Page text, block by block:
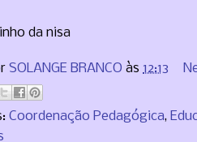
da nisa
SOLANGE BRANCO às 12:13
Coordenação Pedagógica,